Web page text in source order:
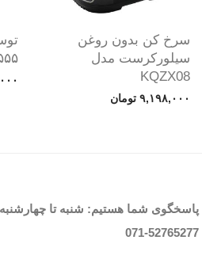
سرخ کن بدون روغن
سیلورکرست مدل
KQZX08
۹,۱۹۸,۰۰۰ تومان
پاسخگوی شما هستیم: شنبه تا چهارشنبه
071-52765277